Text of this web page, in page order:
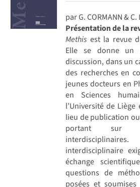
par G. CORMANN & C.
Présentation de la
Methis est la revue
Elle se donne un
discussion, dans un
des recherches en
jeunes docteurs en
en Sciences
l’Université de
lieu de publication
portant sur
interdisciplinaire
échange
questions de
posées et